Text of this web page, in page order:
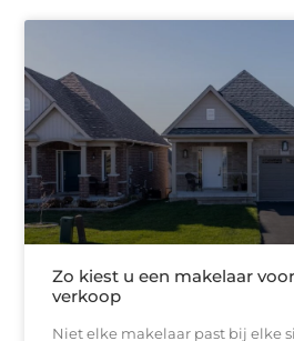
Zo kiest u een makelaar
verkoop
Niet elke makelaar past bij elke